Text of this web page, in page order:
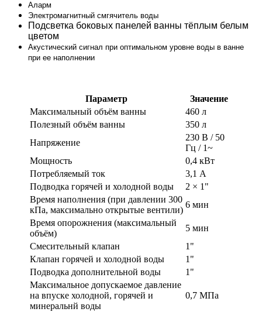
Аларм
Электромагнитный смгячитель воды
Подсветка боковых панелей ванны тёплым белым
цветом
Акустический сигнал при оптимальном уровне воды в ванне
при ее наполнении
Параметр
Значение
Максимальный объём ванны
460 л
Полезный объём ванны
350 л
Напряжение
230 В / 50
Гц / 1~
Мощность
0,4 кВт
Потребляемый ток
3,1 А
Подводка горячей и холодной воды
2 × 1"
Время наполнения (при давлении 300
кПа, максимально открытые вентили)
6 мин
Время опорожнения (максимальный
объём)
5 мин
Смесительный клапан
1"
Клапан горячей и холодной воды
1"
Подводка дополнительной воды
1"
Максимальное допускаемое давление
на впуске холодной, горячей и
минеральнй воды
0,7 МПа